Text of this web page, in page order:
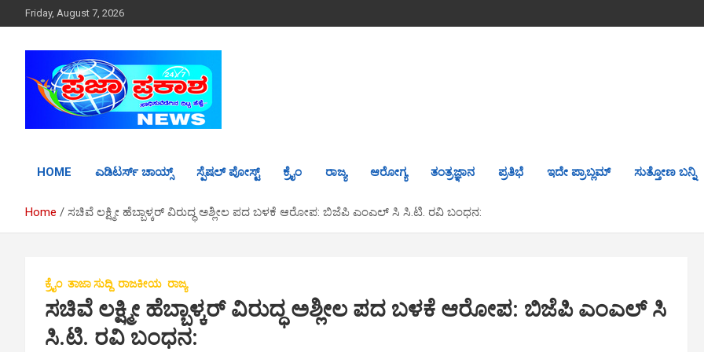
k
Friday, August 7, 2026
HOME ಎಡಿಟರ್ಸ್ ಚಾಯ್ಸ್ ಸ್ಪೆಷಲ್ ಪೋಸ್ಟ್ ಕ್ರೈಂ ರಾಜ್ಯ ಆರೋಗ್ಯ ತಂತ್ರಜ್ಞಾನ ಪ್ರತಿಭೆ ಇದೇ ಪ್ರಾಬ್ಲಮ್ ಸುತ್ತೋಣ ಬನ್ನಿ
Home ಸಚಿವೆ ಲಕ್ಷ್ಮೀ ಹೆಬ್ಬಾಳ್ಕರ್ ವಿರುದ್ಧ ಅಶ್ಲೀಲ ಪದ ಬಳಕೆ ಆರೋಪ: ಬಿಜೆಪಿ ಎಂಎಲ್ ಸಿ ಸಿ.ಟಿ. ರವಿ ಬಂಧನ:
ಕ್ರೈಂ ತಾಜಾ ಸುದ್ದಿ ರಾಜಕೀಯ ರಾಜ್ಯ
ಸಚಿವೆ ಲಕ್ಷ್ಮೀ ಹೆಬ್ಬಾಳ್ಕರ್ ವಿರುದ್ಧ ಅಶ್ಲೀಲ ಪದ ಬಳಕೆ ಆರೋಪ: ಬಿಜೆಪಿ ಎಂಎಲ್ ಸಿ
ಸಿ.ಟಿ. ರವಿ ಬಂಧನ: